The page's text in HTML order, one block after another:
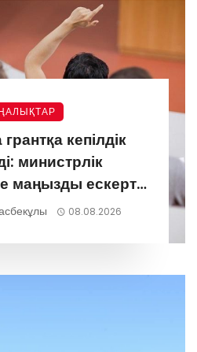
кепілдік
министрлік
маңызды ескерту
08.08.2026